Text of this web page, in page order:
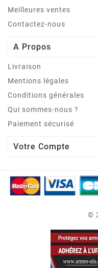
Meilleures ventes
Contactez-nous
A Propos
Livraison
Mentions légales
Conditions générales
Qui sommes-nous ?
Paiement sécurisé
Votre Compte
©